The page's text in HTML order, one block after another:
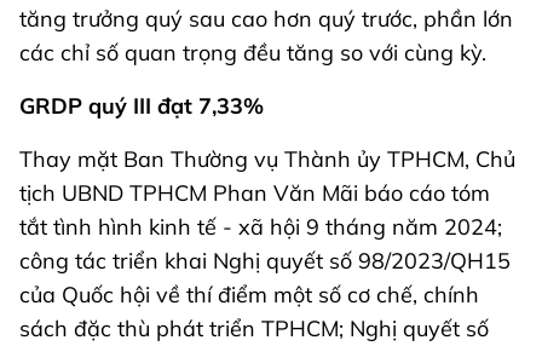
tăng trưởng quý sau cao hơn quý trước, phần lớn
các chỉ số quan trọng đều tăng so với cùng kỳ.
GRDP quý III đạt 7,33%
Thay mặt Ban Thường vụ Thành ủy TPHCM, Chủ
tịch UBND TPHCM Phan Văn Mãi báo cáo tóm
tắt tình hình kinh tế - xã hội 9 tháng năm 2024;
công tác triển khai Nghị quyết số 98/2023/QH15
của Quốc hội về thí điểm một số cơ chế, chính
sách đặc thù phát triển TPHCM; Nghị quyết số